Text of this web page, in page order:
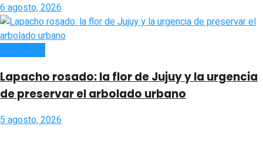
6 agosto, 2026
Lapacho rosado: la flor de Jujuy y la urgencia
de preservar el arbolado urbano
5 agosto, 2026